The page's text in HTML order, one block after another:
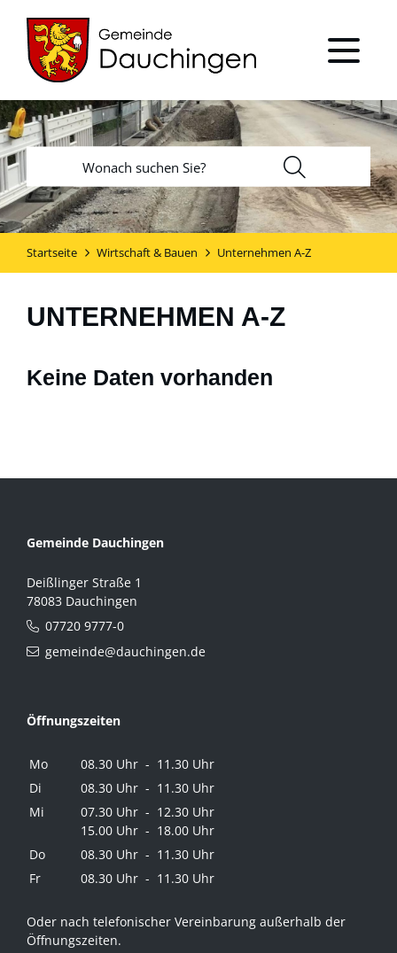
Startseite Wirtschaft & Bauen Unternehmen A-Z
UNTERNEHMEN A-Z
Keine Daten vorhanden
Gemeinde Dauchingen
Deißlinger Straße 1
78083 Dauchingen
07720 9777-0
gemeinde@dauchingen.de
Öffnungszeiten
Mo
08.30 Uhr - 11.30 Uhr
Di
08.30 Uhr - 11.30 Uhr
Mi
07.30 Uhr - 12.30 Uhr
15.00 Uhr - 18.00 Uhr
Do
08.30 Uhr - 11.30 Uhr
Fr
08.30 Uhr - 11.30 Uhr
Oder nach telefonischer Vereinbarung außerhalb der
Öffnungszeiten.